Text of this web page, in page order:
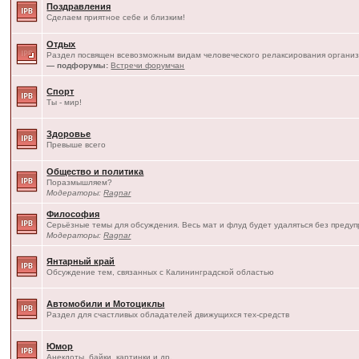
Поздравления
Сделаем приятное себе и близким!
Отдых
Раздел посвящен всевозможным видам человеческого релаксирования
— подфорумы: Встречи форумчан
Спорт
Ты - мир!
Здоровье
Превыше всего
Общество и политика
Поразмышляем?
Модераторы:Ragnar
Философия
Серьёзные темы для обсуждения. Весь мат и флуд будет удаляться без
Модераторы:Ragnar
Янтарный край
Обсуждение тем, связанных с Калининградской областью
Автомобили и Мотоциклы
Раздел для счастливых обладателей движущихся тех-средств
Юмор
Анекдоты, байки, картинки и др.